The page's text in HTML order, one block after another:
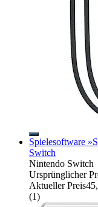
Spielesoftware
Switch
Nintendo Switch
Ursprünglicher
Aktueller Preis
(1)